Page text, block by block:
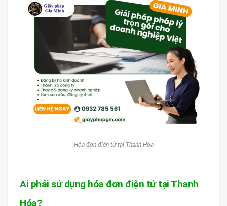
Hóa đơn điện tử tại Thanh Hóa
Ai phải sử dụng hóa đơn điện tử tại Thanh
Hóa?